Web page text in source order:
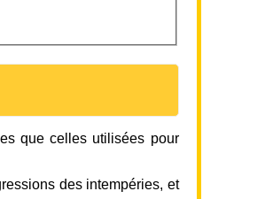
que celles utilisées pour
des intempéries, et